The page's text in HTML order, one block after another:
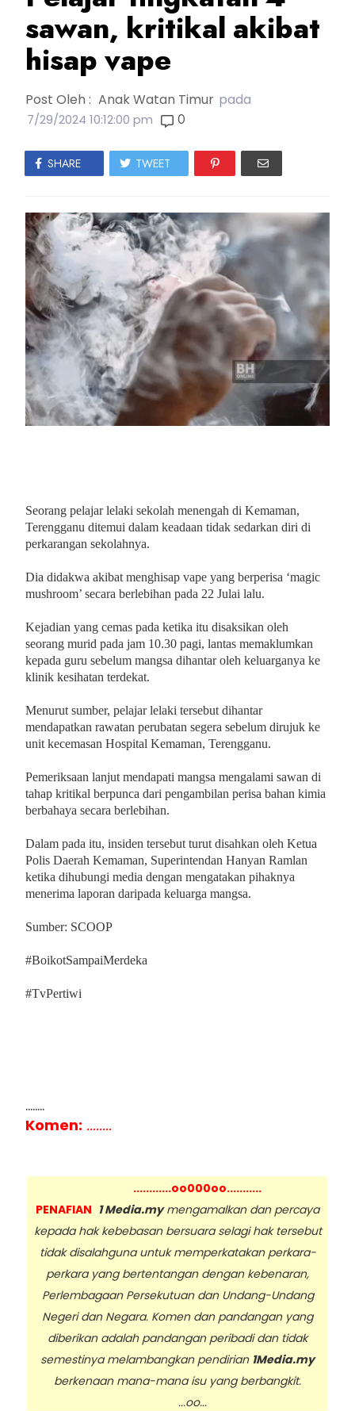
sawan, kritikal akibat
hisap vape
Post Oleh : Anak Watan Timur pada
7/29/2024 10:12:00 pm 0
SHARE TWEET
Seorang pelajar lelaki sekolah menengah di Kemaman,
Terengganu ditemui dalam keadaan tidak sedarkan diri di
perkarangan sekolahnya.
Dia didakwa akibat menghisap vape yang berperisa ‘magic
mushroom’ secara berlebihan pada 22 Julai lalu.
Kejadian yang cemas pada ketika itu disaksikan oleh
seorang murid pada jam 10.30 pagi, lantas memaklumkan
kepada guru sebelum mangsa dihantar oleh keluarganya ke
klinik kesihatan terdekat.
Menurut sumber, pelajar lelaki tersebut dihantar
mendapatkan rawatan perubatan segera sebelum dirujuk ke
unit kecemasan Hospital Kemaman, Terengganu.
Pemeriksaan lanjut mendapati mangsa mengalami sawan di
tahap kritikal berpunca dari pengambilan perisa bahan kimia
berbahaya secara berlebihan.
Dalam pada itu, insiden tersebut turut disahkan oleh Ketua
Polis Daerah Kemaman, Superintendan Hanyan Ramlan
ketika dihubungi media dengan mengatakan pihaknya
menerima laporan daripada keluarga mangsa.
Sumber: SCOOP
#BoikotSampaiMerdeka
#TvPertiwi
........
Komen: ........
............oo000oo...........
PENAFIAN 1 Media.mymengamalkan dan percaya
kepada hak kebebasan bersuara selagi hak tersebut
tidak disalahguna untuk memperkatakan perkara-
perkara yang bertentangan dengan kebenaran,
Perlembagaan Persekutuan dan Undang-Undang
Negeri dan Negara. Komen dan pandangan yang
diberikan adalah pandangan peribadi dan tidak
semestinya melambangkan pendirian 1Media.my
berkenaan mana-mana isu yang berbangkit.
...oo...